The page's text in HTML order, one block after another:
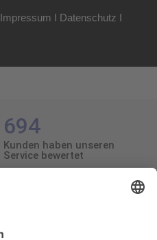
Impressum I Datenschutz I
694
Kunden haben unseren
Service bewertet